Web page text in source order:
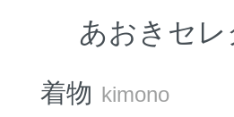
あおきセ
着物 kimono